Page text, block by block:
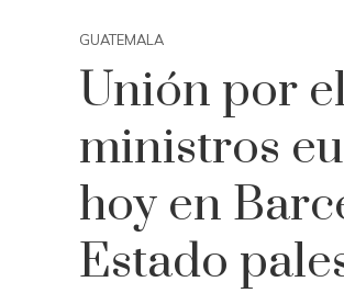
GUATEMALA
Unión por
ministros
hoy en
Estado